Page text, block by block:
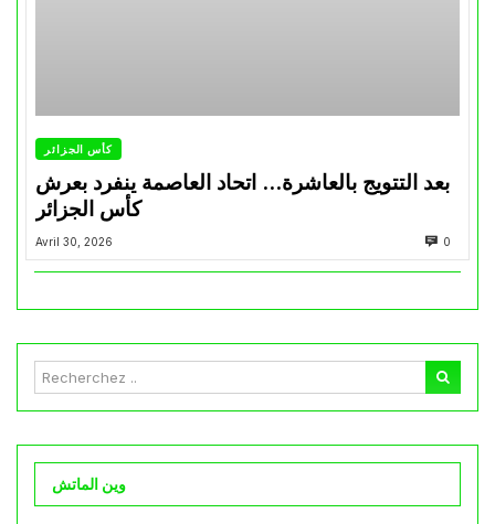
كأس الجزائر
بعد التتويج بالعاشرة… اتحاد العاصمة ينفرد بعرش
كأس الجزائر
Avril 30, 2026 0
وين الماتش